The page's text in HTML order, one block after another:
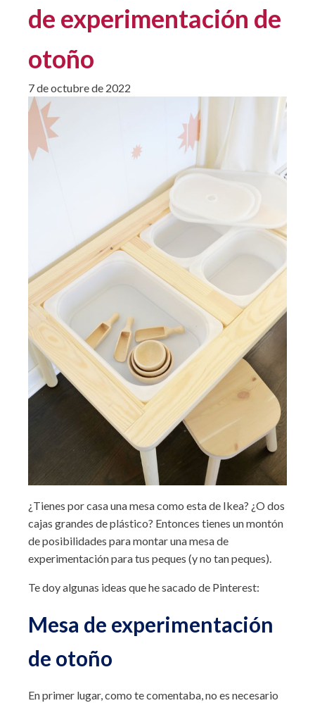
de experimentación de
otoño
7 de octubre de 2022
¿Tienes por casa una mesa como esta de Ikea? ¿O dos
cajas grandes de plástico? Entonces tienes un montón
de posibilidades para montar una mesa de
experimentación para tus peques (y no tan peques).
Te doy algunas ideas que he sacado de Pinterest:
Mesa de experimentación
de otoño
En primer lugar, como te comentaba, no es necesario